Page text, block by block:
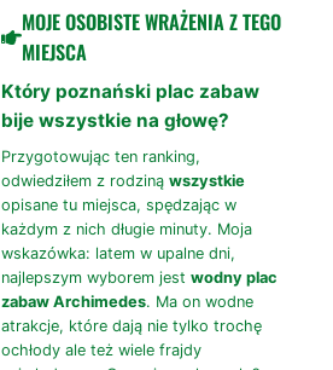
MOJE OSOBISTE WRAŻENIA Z TEGO
MIEJSCA
Który poznański plac zabaw
bije wszystkie na głowę?
Przygotowując ten ranking,
odwiedziłem z rodzinąwszystkie
opisane tu miejsca, spędzając w
każdym z nich długie minuty. Moja
wskazówka: latem w upalne dni,
najlepszym wyborem jestwodny plac
zabaw Archimedes. Ma on wodne
atrakcje, które dają nie tylko trochę
ochłody ale też wiele frajdy